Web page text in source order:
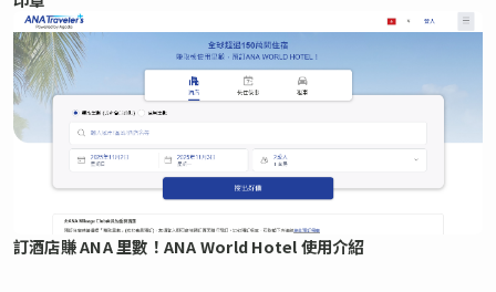
訂酒店賺 ANA 里數！ANA World Hotel 使用介紹